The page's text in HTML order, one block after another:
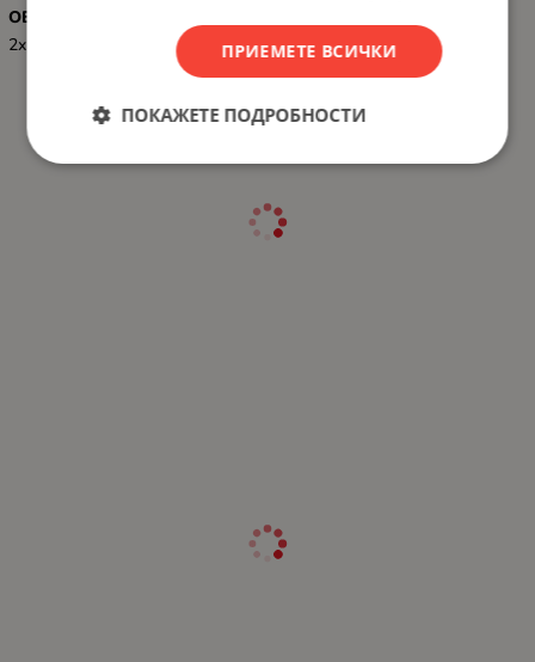
ОБЕМ, ML
2x 22 ml
ПРИЕМЕТЕ ВСИЧКИ
ПОКАЖЕТЕ ПОДРОБНОСТИ